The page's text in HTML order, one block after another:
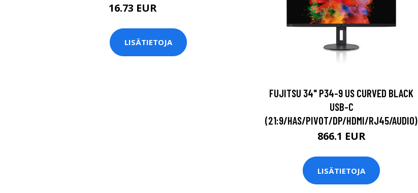
16.73 EUR
LISÄTIETOJA
FUJITSU 34" P34-9 US CURVED BLACK
USB-C
(21:9/HAS/PIVOT/DP/HDMI/RJ45/AUDIO)
866.1 EUR
LISÄTIETOJA